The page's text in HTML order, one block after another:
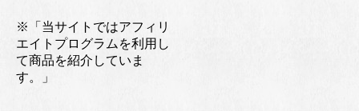
※「当サイトではアフィリ
エイトプログラムを利用し
て商品を紹介していま
す。」